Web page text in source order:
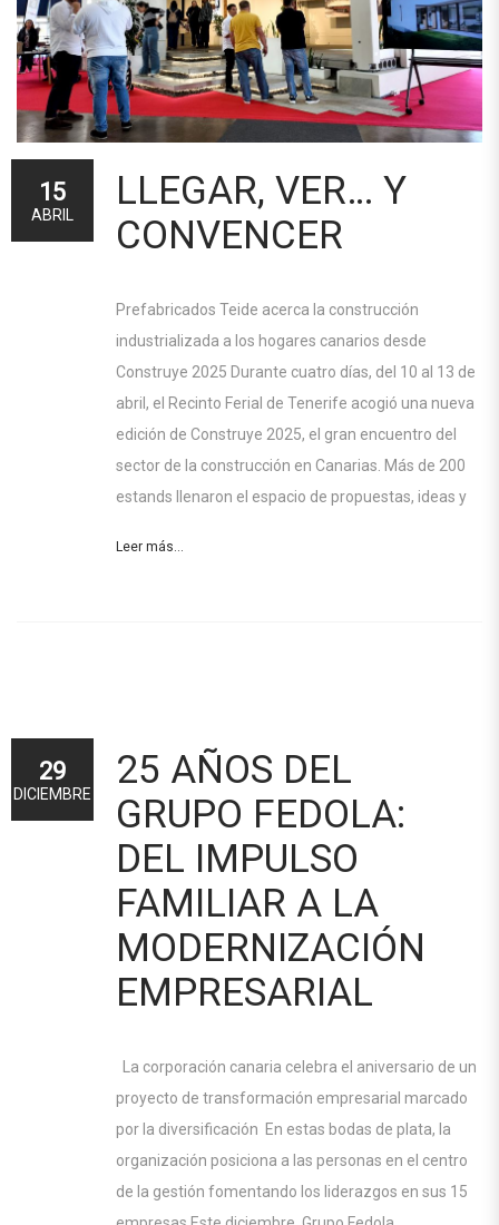
LLEGAR, VER… Y
CONVENCER
Prefabricados Teide acerca la construcción
industrializada a los hogares canarios desde
Construye 2025 Durante cuatro días, del 10 al 13 de
abril, el Recinto Ferial de Tenerife acogió una nueva
edición de Construye 2025, el gran encuentro del
sector de la construcción en Canarias. Más de 200
estands llenaron el espacio de propuestas, ideas y
Leer más...
15
ABRIL
25 AÑOS DEL
GRUPO FEDOLA:
DEL IMPULSO
FAMILIAR A LA
MODERNIZACIÓN
EMPRESARIAL
La corporación canaria celebra el aniversario de un
proyecto de transformación empresarial marcado
por la diversificación En estas bodas de plata, la
organización posiciona a las personas en el centro
de la gestión fomentando los liderazgos en sus 15
29
DICIEMBRE